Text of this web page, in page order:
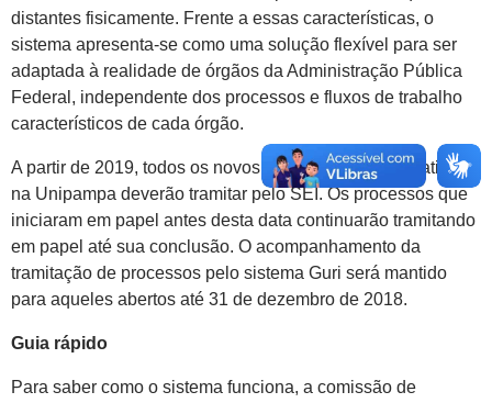
distantes fisicamente. Frente a essas características, o
sistema apresenta-se como uma solução flexível para ser
adaptada à realidade de órgãos da Administração Pública
Federal, independente dos processos e fluxos de trabalho
característicos de cada órgão.
A partir de 2019, todos os novos processos administrativos
na Unipampa deverão tramitar pelo SEI. Os processos que
iniciaram em papel antes desta data continuarão tramitando
em papel até sua conclusão. O acompanhamento da
tramitação de processos pelo sistema Guri será mantido
para aqueles abertos até 31 de dezembro de 2018.
Guia rápido
Para saber como o sistema funciona, a comissão de